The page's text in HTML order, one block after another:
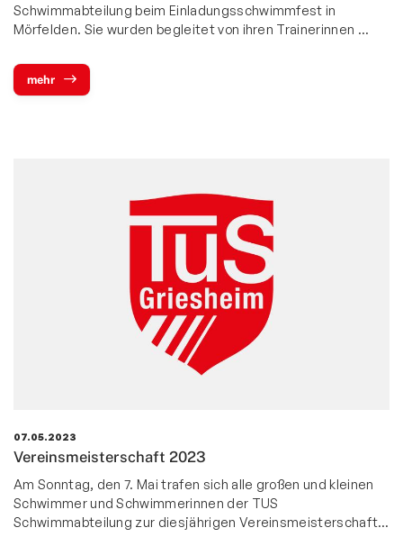
Schwimmabteilung beim Einladungsschwimmfest in
Mörfelden. Sie wurden begleitet von ihren Trainerinnen …
mehr
07.05.2023
Vereinsmeisterschaft 2023
Am Sonntag, den 7. Mai trafen sich alle großen und kleinen
Schwimmer und Schwimmerinnen der TUS
Schwimmabteilung zur diesjährigen Vereinsmeisterschaft…